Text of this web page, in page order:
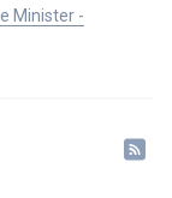
Minister -